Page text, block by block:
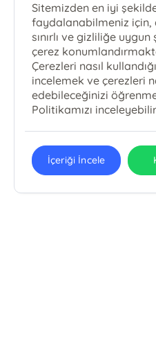
Sitemizden en iyi
faydalanabilmeniz için,
sınırlı ve gizliliğe
çerez
Çerezleri nasıl
incelemek ve çerezleri
edebileceğinizi
Politikamızı
İçeriği İncele